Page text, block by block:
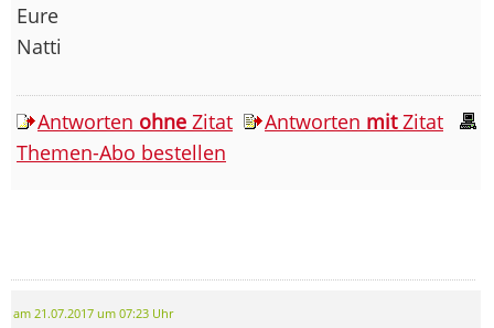
Eure
Natti
Antworten ohne Zitat Antworten mitZitat
Themen-Abo bestellen
am 21.07.2017 um 07:23 Uhr